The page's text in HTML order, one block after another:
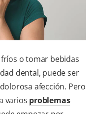
DONDE COMPRAR
o tomar bebidas
dental, puede ser
afección. Pero
varios problemas